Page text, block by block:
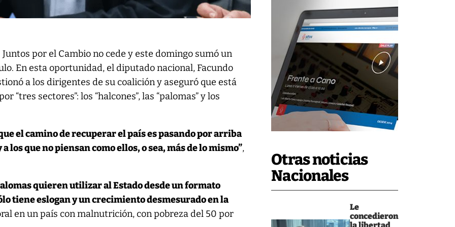
Otras noticias
Nacionales
Le
concedieron
por el Cambio no cede y este domingo sumó un
En esta oportunidad, el diputado nacional, Facundo
a los dirigentes de su coalición y aseguró que está
“tres sectores”: los “halcones”, las “palomas” y los
el camino de recuperar el país es pasando por arriba
los que no piensan como ellos, o sea, más de lo mismo”,
quieren utilizar al Estado desde un formato
tiene eslogan y un crecimiento desmesurado en la
en un país con malnutrición, con pobreza del 50 por